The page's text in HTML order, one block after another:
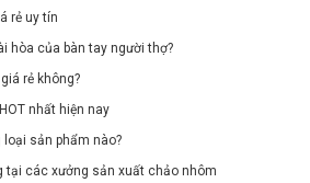
rẻ uy tín
hòa của bàn tay người thợ?
rẻ không?
nhất hiện nay
sản phẩm nào?
tại các xưởng sản xuất chảo nhôm